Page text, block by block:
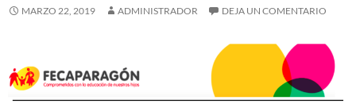
MARZO 22, 2019 ADMINISTRADOR DEJA UN COMENTARIO